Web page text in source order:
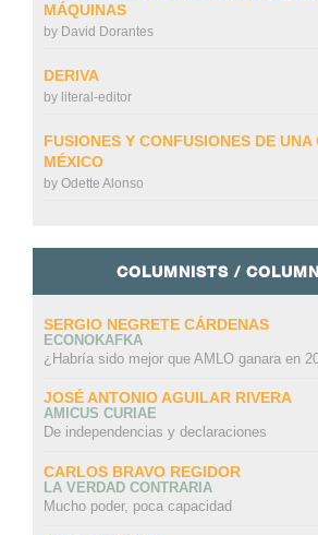
MÁQUINAS
by David Dorantes
DERIVA
by literal-editor
FUSIONES Y CONFUSIONES DE UNA
MÉXICO
by Odette Alonso
COLUMNISTS /
SERGIO NEGRETE CÁRDENAS
ECONOKAFKA
¿Habría sido mejor que AMLO ganara en
JOSÉ ANTONIO AGUILAR RIVERA
AMICUS CURIAE
De independencias y declaraciones
CARLOS BRAVO REGIDOR
LA VERDAD CONTRARIA
Mucho poder, poca capacidad